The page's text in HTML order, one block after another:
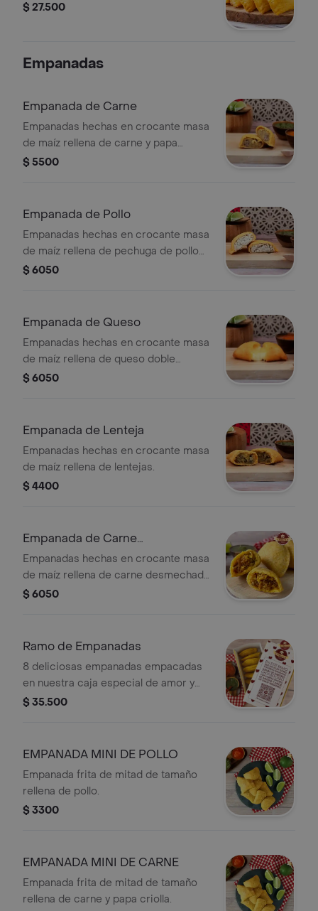
$ 27.500
Empanadas
Empanada de Carne
Empanadas hechas en crocante masa
de maíz rellena de carne y papa
criolla.
$ 5500
Empanada de Pollo
Empanadas hechas en crocante masa
de maíz rellena de pechuga de pollo
desmechado en salsa blanca.
$ 6050
Empanada de Queso
Empanadas hechas en crocante masa
de maíz rellena de queso doble
crema.
$ 6050
Empanada de Lenteja
Empanadas hechas en crocante masa
de maíz rellena de lentejas.
$ 4400
Empanada de Carne
Desmechada
Empanadas hechas en crocante masa
de maíz rellena de carne desmechada
y papa criolla.
$ 6050
Ramo de Empanadas
8 deliciosas empanadas empacadas
en nuestra caja especial de amor y
amistad. Escoge entre nuestras 4
$ 35.500
EMPANADA MINI DE POLLO
Empanada frita de mitad de tamaño
rellena de pollo.
$ 3300
EMPANADA MINI DE CARNE
Empanada frita de mitad de tamaño
rellena de carne y papa criolla.